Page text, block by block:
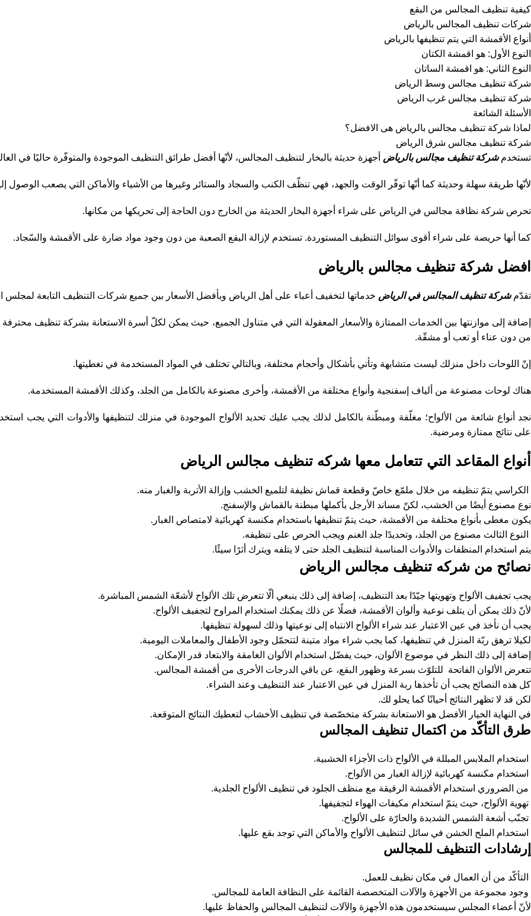
كيفية تنظيف المجالس من البقع
شركات تنظيف المجالس بالرياض
أنواع الأقمشة التي يتم تنظيفها بالرياض
النوع الأول: هو اقمشة الكتان
النوع الثاني: هو اقمشة الساتان
شركة تنظيف مجالس وسط الرياض
شركة تنظيف مجالس غرب الرياض
الأسئلة الشائعة
لماذا شركة تنظيف مجالس بالرياض هى الافضل؟
شركة تنظيف مجالس شرق الرياض
تستخدمشركة تنظيف مجالس بالرياض أجهزة حديثة بالبخار لتنظيف المجالس، لأنّها أفضل طرائق التنظيف الموجودة والمتوفّرة حاليًا في
لأنّها طريقة سهلة وحديثة كما أنّها توفّر الوقت والجهد، فهي تنظّف الكنب والسجاد والستائر وغيرها من الأشياء والأماكن التي يصعب الوصول
تحرص شركة نظافة مجالس في الرياض على شراء أجهزة البخار الحديثة من الخارج دون الحاجة إلى تحريكها من مكانها.
كما أنها حريصة على شراء أقوى سوائل التنظيف المستوردة. تستخدم لإزالة البقع الصعبة من دون وجود مواد ضارة على الأقمشة والسّجاد.
افضل شركة تنظيف مجالس بالرياض
تقدّمشركة تنظيف المجالس في الرياض خدماتها لتخفيف أعباء على أهل الرياض وبأفضل الأسعار بين جميع شركات التنظيف التابعة لمجلس
إضافة إلى موازنتها بين الخدمات الممتازة والأسعار المعقولة التي في متناول الجميع، حيث يمكن لكلّ أسرة الاستعانة بشركة تنظيف
من دون عناء أو تعب أو مشقّة.
إنّ اللوحات داخل منزلك ليست متشابهة وتأتي بأشكال وأحجام مختلفة، وبالتالي تختلف في المواد المستخدمة في تغطيتها.
هناك لوحات مصنوعة من ألياف إسفنجية وأنواع مختلفة من الأقمشة، وأخرى مصنوعة بالكامل من الجلد، وكذلك الأقمشة المستخدمة.
نجد أنواع شائعة من الألواح؛ مغلّفة ومبطّنة بالكامل لذلك يجب عليك تحديد الألواح الموجودة في منزلك لتنظيفها والأدوات التي يجب
على نتائج ممتازة ومرضية.
أنواع المقاعد التي تتعامل معها شركه تنظيف مجالس الرياض
الكراسي يتمّ تنظيفه من خلال ملمّع خاصّ وقطعة قماش نظيفة لتلميع الخشب وإزالة الأتربة والغبار منه.
نوع مصنوع أيضًا من الخشب، لكنّ مساند الأرجل بأكملها مبطنة بالقماش والإسفنج.
يكون مغطى بأنواع مختلفة من الأقمشة، حيث يتمّ تنظيفها باستخدام مكنسة كهربائية لامتصاص الغبار.
النوع الثالث مصنوع من الجلد، وتحديدًا جلد الغنم ويجب الحرص على تنظيفه.
يتم استخدام المنظفات والأدوات المناسبة لتنظيف الجلد حتى لا يتلفه ويترك أثرًا سيئًا.
نصائح من شركه تنظيف مجالس الرياض
يجب تجفيف الألواح وتهويتها جيّدًا بعد التنظيف، إضافة إلى ذلك ينبغي ألّا تتعرض تلك الألواح لأشعّة الشمس المباشرة.
لأنّ ذلك يمكن أن يتلف نوعية وألوان الأقمشة، فضلًا عن ذلك يمكنك استخدام المراوح لتجفيف الألواح.
يجب أن نأخذ في عين الاعتبار عند شراء الألواح الانتباه إلى نوعيتها وذلك لسهولة تنظيفها.
لكيلا ترهق ربّة المنزل في تنظيفها، كما يجب شراء مواد متينة لتتحمّل وجود الأطفال والمعاملات اليومية.
إضافة إلى ذلك النظر في موضوع الألوان، حيث يفضّل استخدام الألوان الغامقة والابتعاد قدر الإمكان.
تتعرض الألوان الفاتحة للتلوّث بسرعة وظهور البقع، عن باقي الدرجات الأخرى من أقمشة المجالس.
كل هذه النصائح يجب أن تأخذها ربة المنزل في عين الاعتبار عند التنظيف وعند الشراء.
لكن قد لا تظهر النتائج أحيانًا كما يحلو لك.
في النهاية الخيار الأفضل هو الاستعانة بشركة متخصّصة في تنظيف الأخشاب لتعطيك النتائج المتوقعة.
طرق التأكّد من اكتمالتنظيف المجالس
استخدام الملابس المبللة في الألواح ذات الأجزاء الخشبية.
استخدام مكنسة كهربائية لإزالة الغبار من الألواح.
من الضروري استخدام الأقمشة الرقيقة مع منظف الجلود في تنظيف الألواح الجلدية.
تهوية الألواح، حيث يتمّ استخدام مكيفات الهواء لتجفيفها.
تجنّب أشعة الشمس الشديدة والحارّة على الألواح.
استخدام الملح الخشن في سائل لتنظيف الألواح والأماكن التي توجد بقع عليها.
إرشادات التنظيف للمجالس
التأكّد من أن العمال في مكان نظيف للعمل.
وجود مجموعة من الأجهزة والآلات المتخصصة القائمة على النظافة العامة للمجالس.
لأنّ أعضاء المجلس سيستخدمون هذه الأجهزة والآلات لتنظيف المجالس والحفاظ عليها.